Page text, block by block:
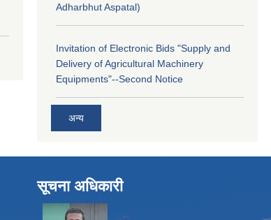
Adharbhut Aspatal)
Invitation of Electronic Bids "Supply and
Delivery of Agricultural Machinery
Equipments"--Second Notice
अन्य
सूचना अधिकारी